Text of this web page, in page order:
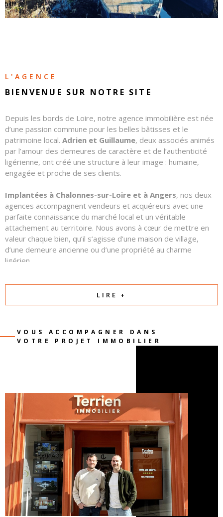
L'AGENCE
BIENVENUE SUR NOTRE SITE
Depuis les bords de Loire, notre agence immobilière est née
d’une passion commune pour les belles bâtisses et le
patrimoine local. Adrien et Guillaume, deux associés animés
par l’amour des demeures de caractère et de l’authenticité
ligérienne, ont créé une structure à leur image : humaine,
engagée et proche de ses clients.
Implantées à Chalonnes-sur-Loire et à Angers, nos deux
agences accompagnent vendeurs et acquéreurs avec une
parfaite connaissance du marché local et un véritable
attachement au territoire. Nous avons à cœur de mettre en
valeur chaque bien, qu’il s’agisse d’une maison de village,
d’une demeure ancienne ou d’une propriété au charme
ligérien.
Autour d’eux, une équipe commerciale professionnelle et
attentive œuvre chaque jour avec sérieux, transparence et
confiance. Notre priorité est de comprendre votre projet et
Parce qu’un projet immobilier est avant tout une
LIRE +
VOUS ACCOMPAGNER DANS
VOTRE PROJET IMMOBILIER